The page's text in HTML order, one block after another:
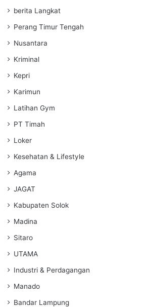
berita Langkat
Perang Timur Tengah
Nusantara
Kriminal
Kepri
Karimun
Latihan Gym
PT Timah
Loker
Kesehatan & Lifestyle
Agama
JAGAT
Kabupaten Solok
Madina
Sitaro
UTAMA
Industri & Perdagangan
Manado
Bandar Lampung